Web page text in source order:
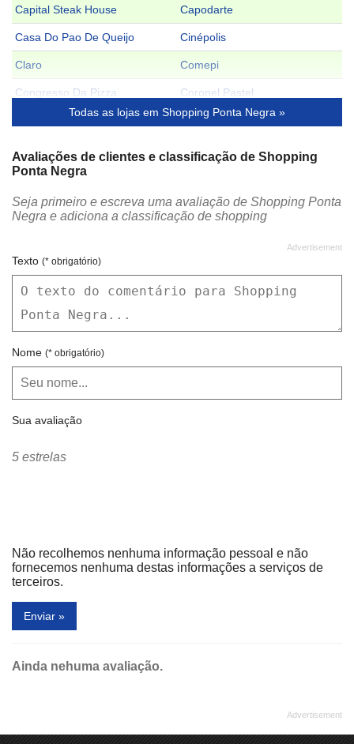
Capital Steak House Capodarte
Casa Do Pao De Queijo Cinépolis
Claro Comepi
Congresso Da Pizza Coronel Pastel
CVC Turismo Cysne
Damyller Di Donna
Diesel
Dress To Drogaria Santo Remédio
Empada Brasil
First Class Folic
Giraffas
Havaianas Hering
Heroes Play Hobby Brinquedos
Icases
John John Denim
Mc Donalds Mônica Abreu
Mr. Cat
New Balance
Ótica A Especialista
Todas as lojas em Shopping Ponta Negra »
Avaliações de clientes e classificação de Shopping
Ponta Negra
Seja primeiro e escreva uma avaliação de Shopping Ponta
Negra e adiciona a classificação de shopping
Texto (* obrigatório)
Nome (* obrigatório)
Sua avaliação
5 estrelas
Não recolhemos nenhuma informação pessoal e não
fornecemos nenhuma destas informações a serviços de
terceiros.
Enviar »
Ainda nehuma avaliação.